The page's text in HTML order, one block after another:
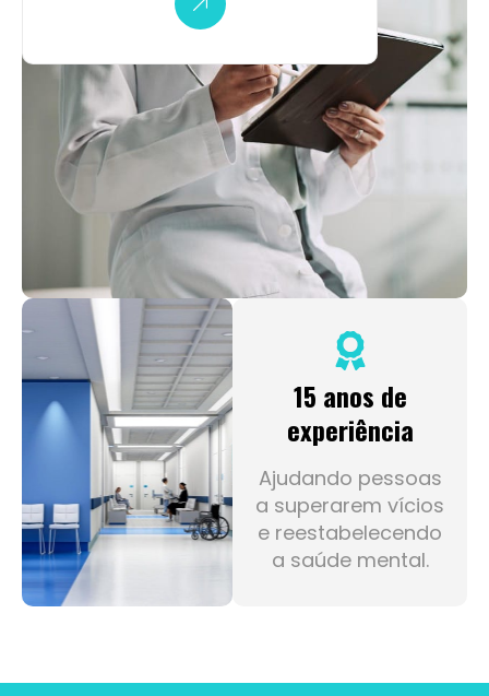
15 anos de
experiência
Ajudando pessoas
a superarem vícios
e reestabelecendo
a saúde mental.